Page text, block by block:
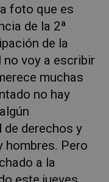
foto que es
de la 2ª
de la
no voy a escribir
muchas
no hay
de derechos y
hombres. Pero
a la